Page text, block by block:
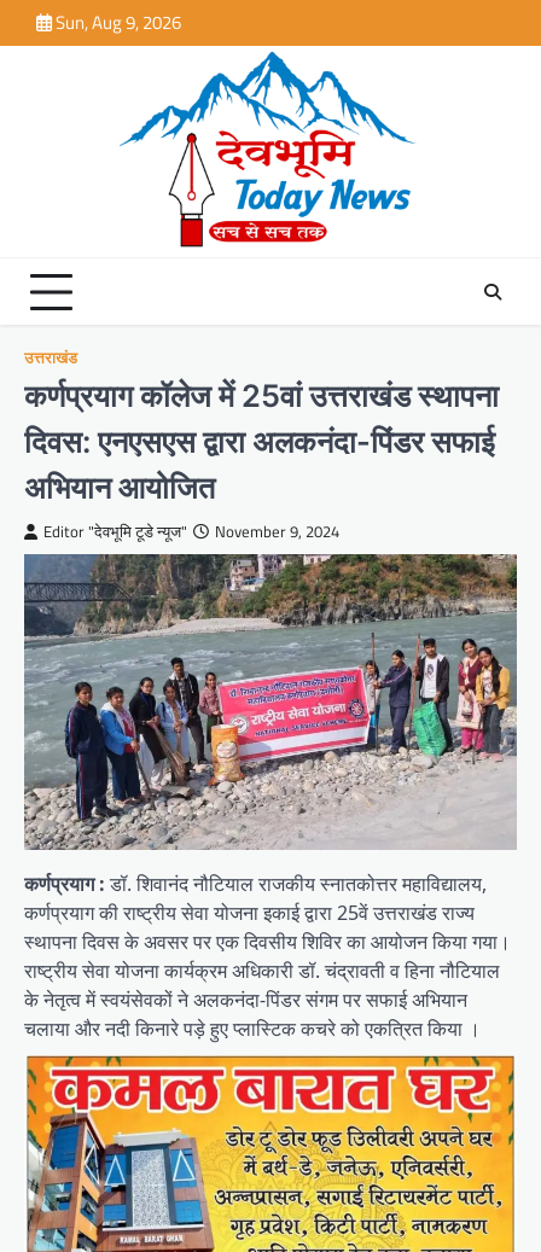
to
Sun, Aug 9, 2026
उत्तराखंड
कर्णप्रयाग कॉलेज में 25वां उत्तराखंड स्थापना
दिवस: एनएसएस द्वारा अलकनंदा-पिंडर सफाई
अभियान आयोजित
Editor "देवभूमि टूडे न्यूज" November 9, 2024
कर्णप्रयाग :डॉ. शिवानंद नौटियाल राजकीय स्नातकोत्तर महाविद्यालय,
कर्णप्रयाग की राष्ट्रीय सेवा योजना इकाई द्वारा 25वें उत्तराखंड राज्य
स्थापना दिवस के अवसर पर एक दिवसीय शिविर का आयोजन किया गया।
राष्ट्रीय सेवा योजना कार्यक्रम अधिकारी डॉ. चंद्रावती व हिना नौटियाल
के नेतृत्व में स्वयंसेवकों ने अलकनंदा-पिंडर संगम पर सफाई अभियान
चलाया और नदी किनारे पड़े हुए प्लास्टिक कचरे को एकत्रित किया ।